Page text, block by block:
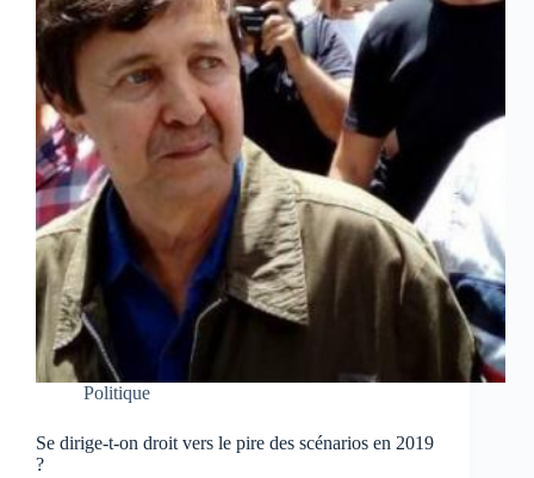
Politique
Se dirige-t-on droit vers le pire des scénarios en 2019
?